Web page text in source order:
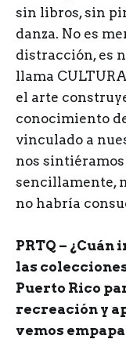
sin libros, sin
danza. No es
distracción, es
llama
el arte
conocimiento
vinculado a
nos
sencillamente,
no habría
PRTQ –
las
Puerto Rico
recreación y
vemos